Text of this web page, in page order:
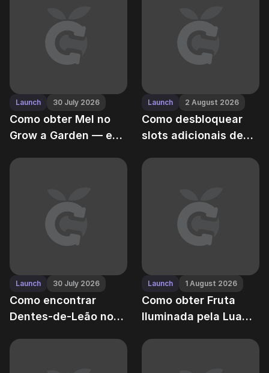
Launch 30 July 2026
Como obter Mel no
Grow a Garden — e
polinização
Launch 2 August 2026
Como desbloquear
slots adicionais de
Garden — aumente
Launch 30 July 2026
Como encontrar
Dentes-de-Leão nos
Grow a Garden
Launch 1 August 2026
Como obter Fruta
Iluminada pela Lua
Midnight no Grow a